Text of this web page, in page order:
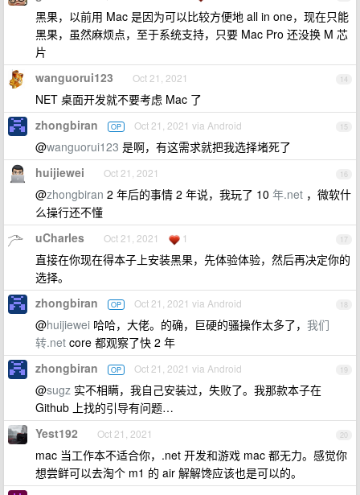
黑果，以前用 Mac 是因为可以比较方便地 all in one，现在只能
黑果，虽然麻烦点，至于系统支持，只要 Mac Pro 还没换 M 芯
片
14
wanguorui123 Oct 21, 2021
NET 桌面开发就不要考虑 Mac 了
15
zhongbiran OP Oct 21, 2021 via Android
@wanguorui123 是啊，有这需求就把我选择堵死了
16
huijiewei Oct 21, 2021
@zhongbiran 2 年后的事情 2 年说，我玩了 10 年.net ，微软什
么操行还不懂
17
uCharles Oct 21, 2021 1
直接在你现在得本子上安装黑果，先体验体验，然后再决定你的
选择。
18
zhongbiran OP Oct 21, 2021 via Android
@huijiewei 哈哈，大佬。的确，巨硬的骚操作太多了， 我们
转.net core 都观察了快 2 年
19
zhongbiran OP Oct 21, 2021 via Android
@sugz 实不相瞒，我自己安装过，失败了。我那款本子在
Github 上找的引导有问题…
20
Yest192 Oct 21, 2021
mac 当工作本不适合你，.net 开发和游戏 mac 都无力。感觉你
想尝鲜可以去淘个 m1 的 air 解解馋应该也是可以的。